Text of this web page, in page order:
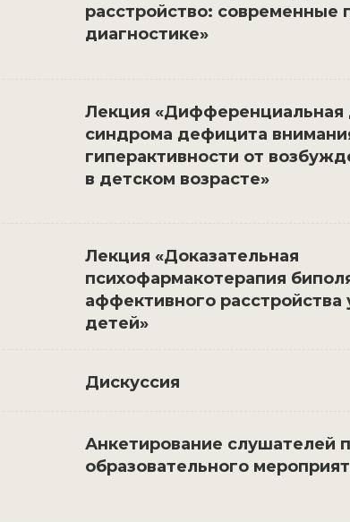
расстройство: современные
диагностике»
Лекция «Дифференциальная
синдрома дефицита
гиперактивности от
в детском возрасте»
Лекция «Доказательная
психофармакотерапия
аффективного расстройства
детей»
Дискуссия
Анкетирование слушателей
образовательного